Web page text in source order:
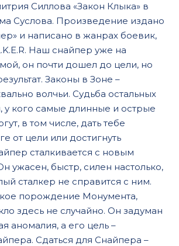
Силлова «Закон Клыка» в
Суслова. Произведение издано
и написано в жанрах боевик,
Наш снайпер уже на
он почти дошел до цели, но
Законы в Зоне –
волчьи. Судьба остальных
у кого самые длинные и острые
в том числе, дать тебе
от цели или достигнуть
сталкивается с новым
ужасен, быстр, силен настолько,
сталкер не справится с ним.
порождение Монумента,
здесь не случайно. Он задуман
аномалия, а его цель –
Сдаться для Снайпера –